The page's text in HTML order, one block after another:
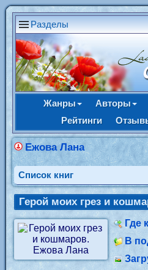
Разделы
Жанры Авторы
Рейтинги
Ежова Лана
Cписок книг
Герой моих грез и
Где
В